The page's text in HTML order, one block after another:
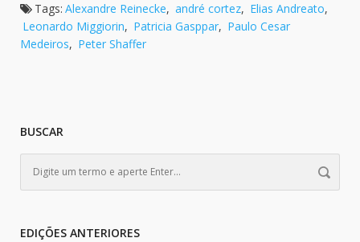
Tags: Alexandre Reinecke, andré cortez, Elias Andreato,
Leonardo Miggiorin, Patricia Gasppar, Paulo Cesar
Medeiros, Peter Shaffer
BUSCAR
EDIÇÕES ANTERIORES